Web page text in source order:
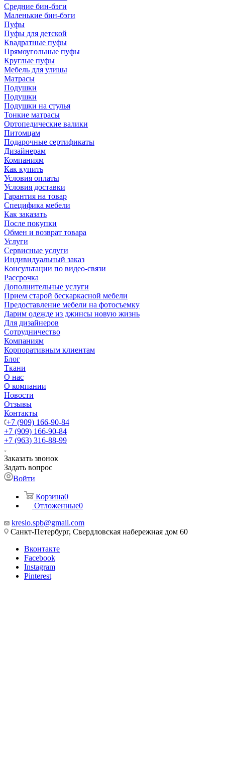
Средние бин-бэги
Маленькие бин-бэги
Пуфы
Пуфы для детской
Квадратные пуфы
Прямоугольные пуфы
Круглые пуфы
Мебель для улицы
Матрасы
Подушки
Подушки
Подушки на стулья
Тонкие матрасы
Ортопедические валики
Питомцам
Подарочные сертификаты
Дизайнерам
Компаниям
Как купить
Условия оплаты
Условия доставки
Гарантия на товар
Специфика мебели
Как заказать
После покупки
Обмен и возврат товара
Услуги
Сервисные услуги
Индивидуальный заказ
Консультации по видео-связи
Рассрочка
Дополнительные услуги
Прием старой бескаркасной мебели
Предоставление мебели на фотосъемку
Дарим одежде из джинсы новую жизнь
Для дизайнеров
Сотрудничество
Компаниям
Корпоративным клиентам
Блог
Ткани
О нас
О компании
Новости
Отзывы
Контакты
+7 (909) 166-90-84
+7 (909) 166-90-84
+7 (963) 316-88-99
Заказать звонок
Задать вопрос
Войти
Корзина0
Отложенные0
kreslo.spb@gmail.com
Санкт-Петербург, Свердловская набережная дом 60
Вконтакте
Facebook
Instagram
Pinterest